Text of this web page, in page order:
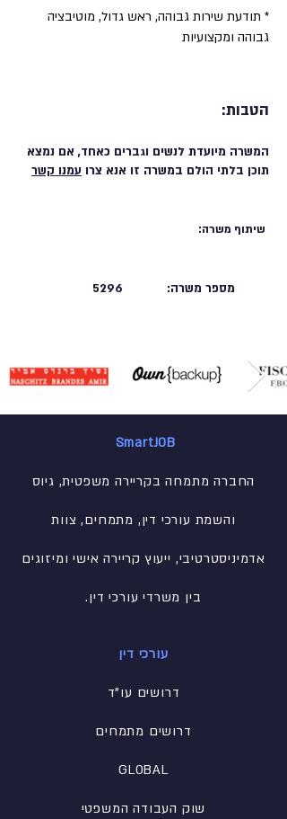
* תודעת שירות גבוהה, ראש גדול, מוטיבציה
גבוהה ומקצועיות
הטבות:
המשרה מיועדת לנשים וגברים כאחד, אם נמצא
תוכן בלתי הולם במשרה זו אנא צרו עמנו קשר
שיתוף משרה:
5296 מספר משרה:
SmartJOB
החברה מתמחה בקריירה משפטית, גיוס
והשמת עורכי דין, מתמחים, צוות
אדמיניסטרטיבי, ייעוץ קריירה אישי ומיזוגים
בין משרדי עורכי דין.
עורכי דין
דרושים עו"ד
דרושים מתמחים
GLOBAL
שוק העבודה המשפטי